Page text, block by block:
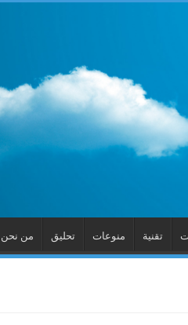
تقنية منوعات تحليق من نحن